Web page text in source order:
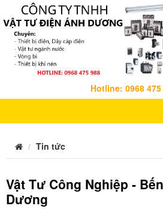
Hotline: 0968 475
Tin tức
Vật Tư Công Nghiệp -
Dương